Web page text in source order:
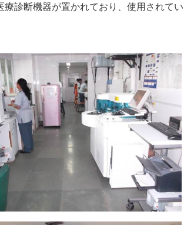
診断機器が置かれており、使用されてい